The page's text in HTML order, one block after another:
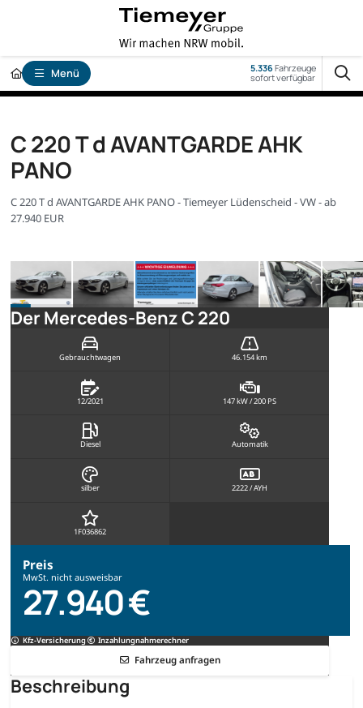
Menü 5.336Fahrzeuge
sofort verfügbar
C 220 T d AVANTGARDE AHK
PANO
C 220 T d AVANTGARDE AHK PANO - Tiemeyer Lüdenscheid - VW - ab
27.940 EUR
Der Mercedes-Benz C 220
Gebrauchtwagen 46.154 km
12/2021 147 kW / 200 PS
Diesel Automatik
silber 2222 / AYH
1F036862
Preis
MwSt. nicht ausweisbar
27.940 €
Kfz-Versicherung Inzahlungnahmerechner
Fahrzeug anfragen
Beschreibung